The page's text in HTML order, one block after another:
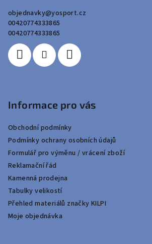
objednavky@yosport.cz
00420774333865
00420774333865
Informace pro vás
Obchodní podmínky
Podmínky ochrany osobních údajů
Formulář pro výměnu / vrácení zboží
Reklamační řád
Kamenná prodejna
Tabulky velikostí
Přehled materiálů značky KILPI
Moje objednávka